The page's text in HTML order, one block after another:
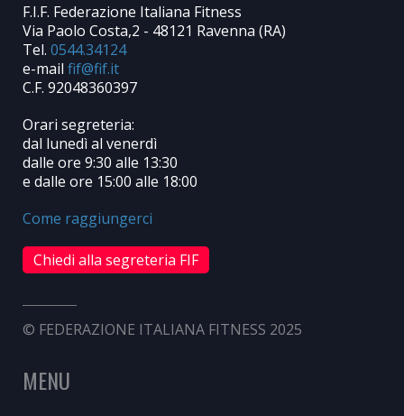
F.I.F. Federazione Italiana Fitness
Via Paolo Costa,2 - 48121 Ravenna (RA)
Tel. 0544.34124
e-mail
C.F. 92048360397
Orari segreteria:
dal lunedì al venerdì
dalle ore 9:30 alle 13:30
e dalle ore 15:00 alle 18:00
Come raggiungerci
Chiedi alla segreteria FIF
© FEDERAZIONE ITALIANA FITNESS 2025
MENU